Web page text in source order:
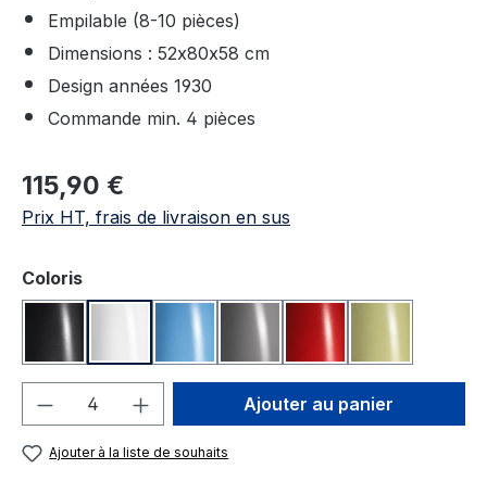
Empilable (8-10 pièces)
Dimensions : 52x80x58 cm
Design années 1930
Commande min. 4 pièces
Prix régulier :
115,90 €
Prix HT, frais de livraison en sus
Sélectionnez
Coloris
Anthracite Bleu Gris Rouge
Quantité de produit : Entrez la
Ajouter au panier
Ajouter à la liste de souhaits